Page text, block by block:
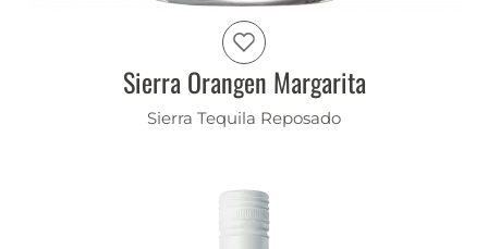
Sierra Orangen Margarita
Sierra Tequila Reposado